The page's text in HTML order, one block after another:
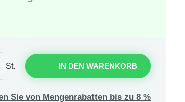
St. IN DEN WARENKORB
Sie von Mengenrabatten bis zu 8 %